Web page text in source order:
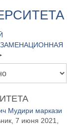
Мудири маркази
7 июня 2021,